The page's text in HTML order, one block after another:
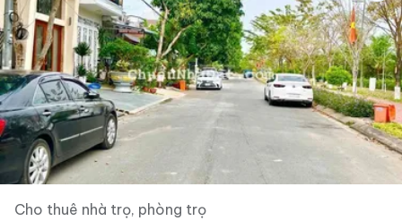
Cho thuê nhà trọ, phòng trọ